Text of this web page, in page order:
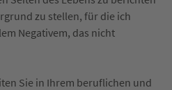
zu stellen, für die ich
Negativem, das nicht
Sie in Ihrem beruflichen und